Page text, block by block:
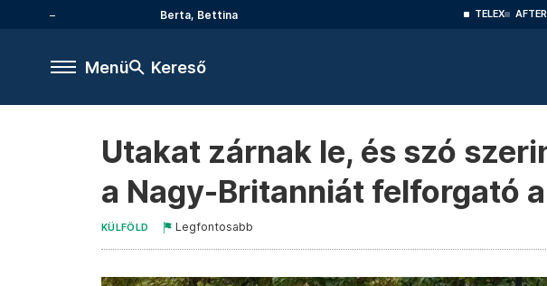
Berta, Bettina TELEX AFTER
Menü Kereső
Utakat zárnak le, és szó
a Nagy-Britanniát felforgató
KÜLFÖLD Legfontosabb